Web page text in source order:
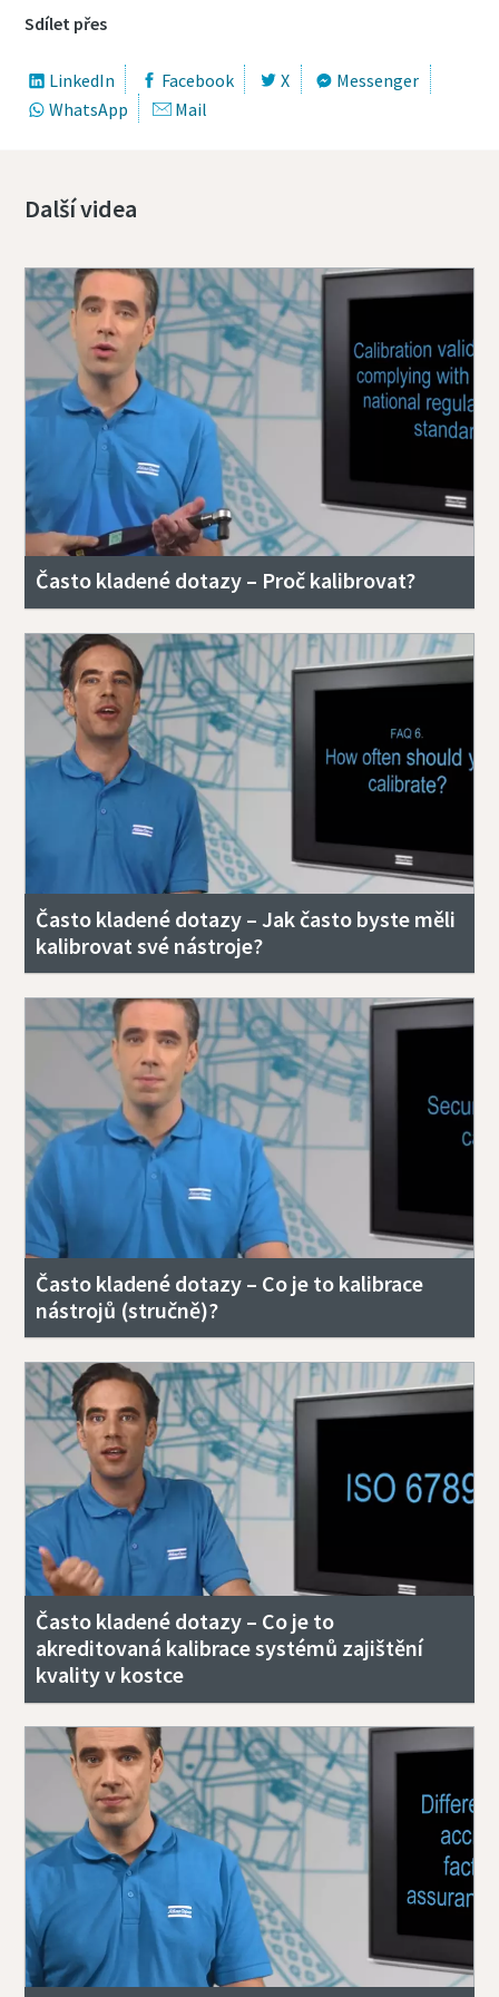
Momentum Talks
Objevte inspirativní a poutavé rozhovory s odborníky
Podívat se
Sdílet přes
LinkedIn Facebook X
Messenger
WhatsApp
Mail
Další videa
Často kladené dotazy – Proč kalibrovat?
Často kladené dotazy – Jak často byste měli
kalibrovat své nástroje?
Často kladené dotazy – Co je to kalibrace
nástrojů (stručně)?
Často kladené dotazy – Co je to
akreditovaná kalibrace systémů zajištění
kvality v kostce